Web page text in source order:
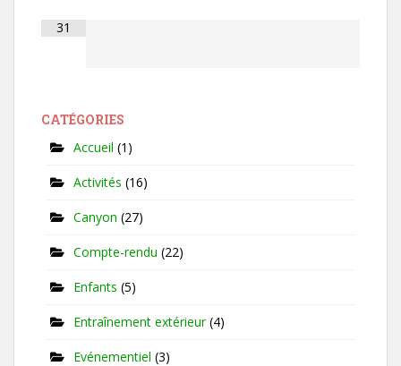
31
CATÉGORIES
Accueil (1)
Activités (16)
Canyon (27)
Compte-rendu (22)
Enfants (5)
Entraînement extérieur(4)
Evénementiel (3)